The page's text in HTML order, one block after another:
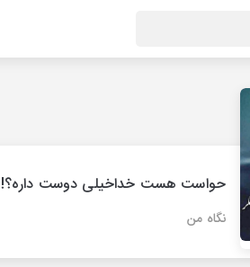
حواست هست خداخیلی دوست داره؟!
نگاه من